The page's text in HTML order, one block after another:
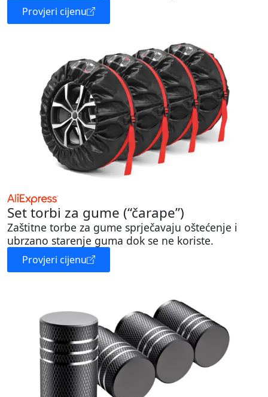
Provjeri cijenu
Set torbi za gume (“čarape”)
Zaštitne torbe za gume sprječavaju oštećenje i
ubrzano starenje guma dok se ne koriste.
Provjeri cijenu